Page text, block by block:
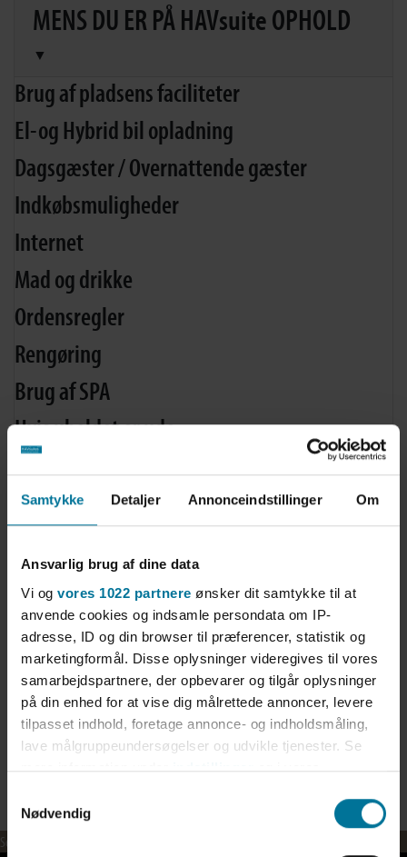
Samtykke Detaljer Annonceindstillinger Om
Ansvarlig brug af dine data
Vi og vores 1022 partnere ønsker dit samtykke til at
anvende cookies og indsamle persondata om IP-
adresse, ID og din browser til præferencer, statistik og
marketingformål. Disse oplysninger videregives til vores
samarbejdspartnere, der opbevarer og tilgår oplysninger
på din enhed for at vise dig målrettede annoncer, levere
tilpasset indhold, foretage annonce- og indholdsmåling,
lave målgruppeundersøgelser og udvikle tjenester. Se
mere information underindstillingerog i vores
tilbage eller ændre indstillinger fra vores
"Cookiedeklaration", eller ved at trykke på "Privacy
Nødvendig
MENS DU ER PÅ HAVsuite OPHOLD
▼
Brug af pladsens faciliteter
El-og Hybrid bil opladning
Dagsgæster / Overnattende gæster
Indkøbsmuligheder
Internet
Mad og drikke
Ordensregler
Rengøring
Brug af SPA
Hvis uheldet er ude
Reklamation fejl- og mangler
Lejers ansvar
VED AFREJSE
▼
Udtjekning
Rengøring i feriebolig
Aflevering af nøgler
Se HAVsuite